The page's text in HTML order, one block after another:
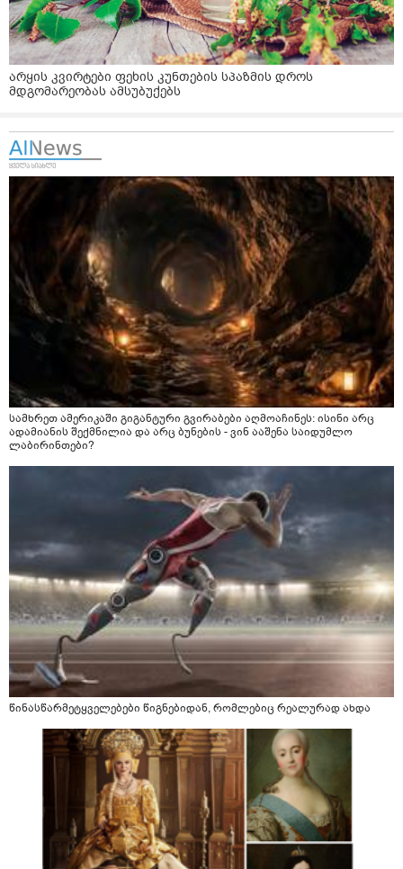
არყის კვირტები ფეხის კუნთების სპაზმის დროს
მდგომარეობას ამსუბუქებს
სამხრეთ ამერიკაში გიგანტური გვირაბები აღმოაჩინეს: ისინი არც
ადამიანის შექმნილია და არც ბუნების - ვინ ააშენა საიდუმლო
ლაბირინთები?
წინასწარმეტყველებები წიგნებიდან, რომლებიც რეალურად ახდა